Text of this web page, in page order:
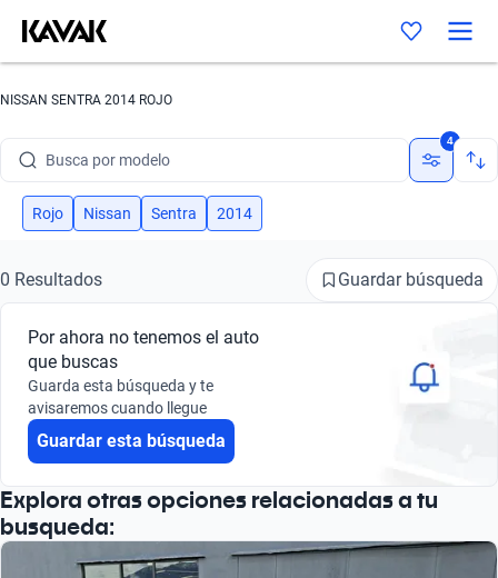
NISSAN SENTRA 2014 ROJO
Busca por modelo
Busca por versión
Busca por marca
Busca por modelo
Busca por versión
4
Rojo Nissan Sentra 2014
0 Resultados Guardar búsqueda
Por ahora no tenemos el auto
que buscas
Guarda esta búsqueda y te
avisaremos cuando llegue
Guardar esta búsqueda
Explora otras opciones relacionadas a tu
busqueda: